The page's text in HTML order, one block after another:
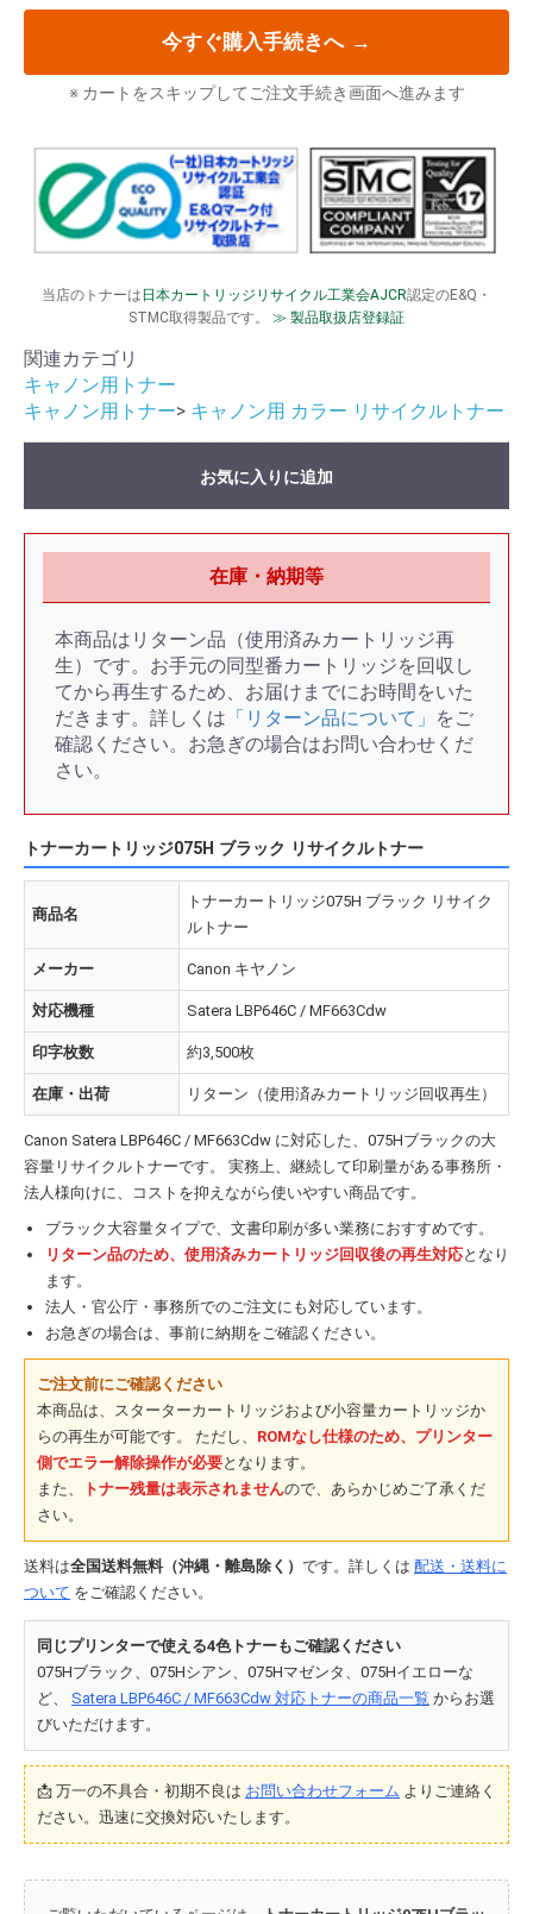
今すぐ購入手続きへ →
※ カートをスキップしてご注文手続き画面へ進みます
当店のトナーは 日本カートリッジリサイクル工業会AJCR認定のE&Q・
STMC取得製品です。 ≫ 製品取扱店登録証
関連カテゴリ
キャノン用トナー
キャノン用トナー> キャノン用 カラー リサイクルトナー
お気に入りに追加
在庫・納期等
本商品はリターン品（使用済みカートリッジ再
生）です。お手元の同型番カートリッジを回収し
てから再生するため、お届けまでにお時間をいた
だきます。詳しくは 「リターン品について」 をご
確認ください。お急ぎの場合はお問い合わせくだ
さい。
トナーカートリッジ075H ブラック リサイクルトナー
商品名
トナーカートリッジ075H ブラック リサイク
ルトナー
メーカー Canon キヤノン
対応機種 Satera LBP646C / MF663Cdw
印字枚数 約3,500枚
在庫・出荷 リターン（使用済みカートリッジ回収再生）
Canon Satera LBP646C / MF663Cdw に対応した、075Hブラックの大
容量リサイクルトナーです。 実務上、継続して印刷量がある事務所・
法人様向けに、コストを抑えながら使いやすい商品です。
ブラック大容量タイプで、文書印刷が多い業務におすすめです。
リターン品のため、使用済みカートリッジ回収後の再生対応となり
ます。
法人・官公庁・事務所でのご注文にも対応しています。
お急ぎの場合は、事前に納期をご確認ください。
ご注文前にご確認ください
本商品は、スターターカートリッジおよび小容量カートリッジか
らの再生が可能です。
ただし、 ROMなし仕様のため、プリンター
側でエラー解除操作が必要となります。
また、
トナー残量は表示されませんので、あらかじめご了承くだ
さい。
送料は全国送料無料（沖縄・離島除く） です。詳しくは 配送・送料に
ついて をご確認ください。
同じプリンターで使える4色トナーもご確認ください
075Hブラック、075Hシアン、075Hマゼンタ、075Hイエローな
ど、 Satera LBP646C / MF663Cdw 対応トナーの商品一覧 からお選
びいただけます。
📩 万一の不具合・初期不良は お問い合わせフォーム よりご連絡く
ださい。迅速に交換対応いたします。